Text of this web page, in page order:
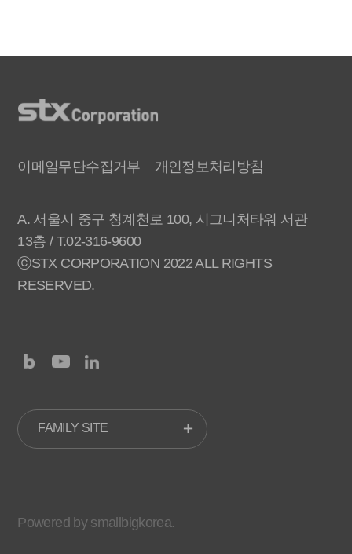
이메일무단수집거부 개인정보처리방침
A. 서울시 중구 청계천로 100, 시그니처타워 서관
13층 / T.02-316-9600
ⓒSTX CORPORATION 2022 ALL RIGHTS
RESERVED.
FAMILY SITE
Powered by smallbigkorea.